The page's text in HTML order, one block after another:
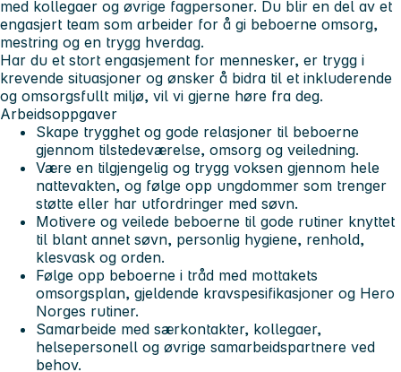
med kollegaer og øvrige fagpersoner. Du blir en del av et
engasjert team som arbeider for å gi beboerne omsorg,
mestring og en trygg hverdag.
Har du et stort engasjement for mennesker, er trygg i
krevende situasjoner og ønsker å bidra til et inkluderende
og omsorgsfullt miljø, vil vi gjerne høre fra deg.
Arbeidsoppgaver
Skape trygghet og gode relasjoner til beboerne
gjennom tilstedeværelse, omsorg og veiledning.
Være en tilgjengelig og trygg voksen gjennom hele
nattevakten, og følge opp ungdommer som trenger
støtte eller har utfordringer med søvn.
Motivere og veilede beboerne til gode rutiner knyttet
til blant annet søvn, personlig hygiene, renhold,
klesvask og orden.
Følge opp beboerne i tråd med mottakets
omsorgsplan, gjeldende kravspesifikasjoner og Hero
Norges rutiner.
Samarbeide med særkontakter, kollegaer,
helsepersonell og øvrige samarbeidspartnere ved
behov.